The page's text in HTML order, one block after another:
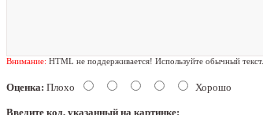
Внимание: HTML не поддерживается! Используйте обычный текст.
Оценка: Плохо Хорошо
Введите код, указанный на картинке: